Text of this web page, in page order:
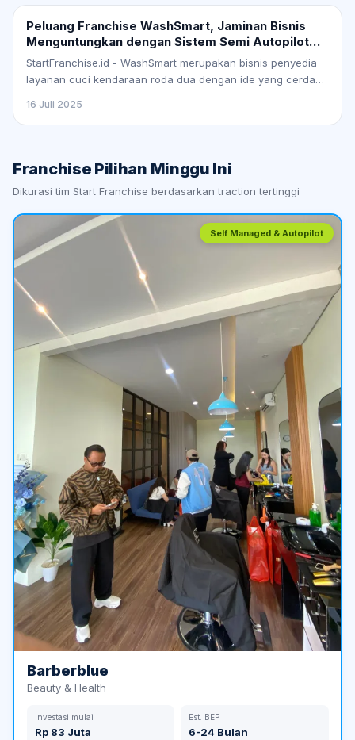
Peluang Franchise WashSmart, Jaminan Bisnis
Menguntungkan dengan Sistem Semi Autopilot
#StartFranchise
StartFranchise.id - WashSmart merupakan bisnis penyedia
layanan cuci kendaraan roda dua dengan ide yang cerdas,
16 Juli 2025
Franchise Pilihan Minggu Ini
Dikurasi tim Start Franchise berdasarkan traction tertinggi
Self Managed & Autopilot
Barberblue
Beauty & Health
Investasi mulai
Rp 83 Juta
Est. BEP
6-24 Bulan